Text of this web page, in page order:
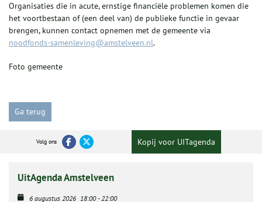
Organisaties die in acute, ernstige financiële problemen komen die
het voortbestaan of (een deel van) de publieke functie in gevaar
brengen, kunnen contact opnemen met de gemeente via
noodfonds-samenleving@amstelveen.nl.
Foto gemeente
Ga terug
Volg ons Kopij voor UITagenda
UitAgenda Amstelveen
6 augustus 2026 18:00-22:00